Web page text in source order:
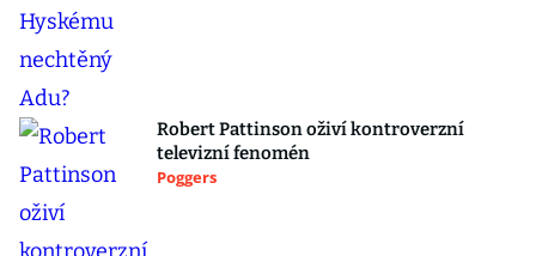
Robert Pattinson oživí kontroverzní
televizní fenomén
Poggers